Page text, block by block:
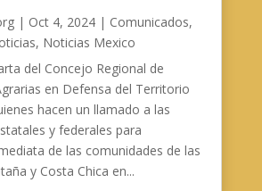
| Oct 4, 2024| Comunicados,
, Noticias Mexico
del Concejo Regional de
en Defensa del Territorio
hacen un llamado a las
y federales para
de las comunidades de las
y Costa Chica en...